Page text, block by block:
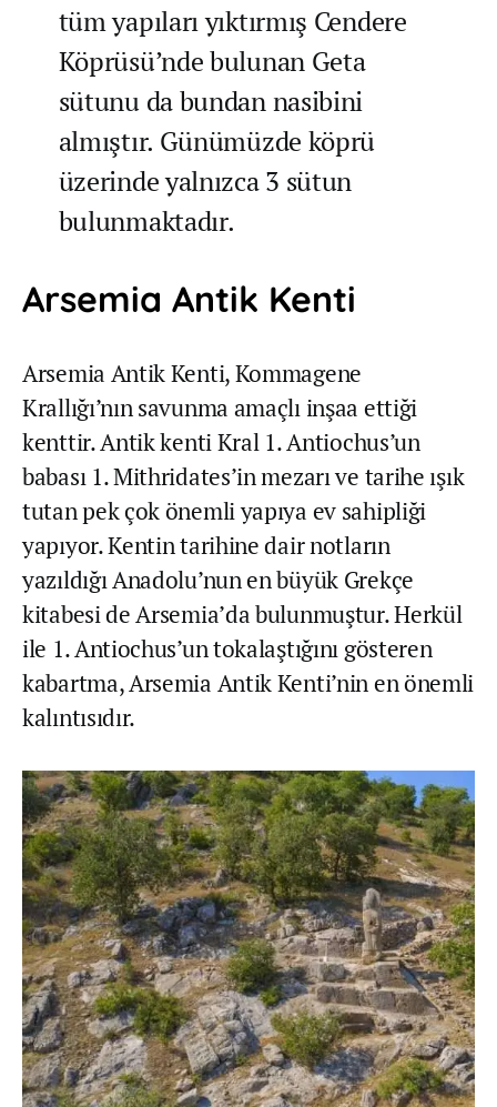
tüm yapıları yıktırmış Cendere
Köprüsü’nde bulunan Geta
sütunu da bundan nasibini
almıştır. Günümüzde köprü
üzerinde yalnızca 3 sütun
bulunmaktadır.
Arsemia Antik Kenti
Arsemia Antik Kenti, Kommagene
Krallığı’nın savunma amaçlı inşaa ettiği
kenttir. Antik kenti Kral 1. Antiochus’un
babası 1. Mithridates’in mezarı ve tarihe ışık
tutan pek çok önemli yapıya ev sahipliği
yapıyor. Kentin tarihine dair notların
yazıldığı Anadolu’nun en büyük Grekçe
kitabesi de Arsemia’da bulunmuştur. Herkül
ile 1. Antiochus’un tokalaştığını gösteren
kabartma, Arsemia Antik Kenti’nin en önemli
kalıntısıdır.